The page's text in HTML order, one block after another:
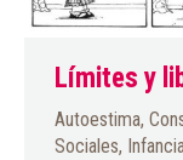
Límites y
Autoestima,
Sociales,